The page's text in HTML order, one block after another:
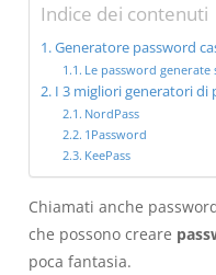
Indice dei contenuti
Generatore password
Le password
I 3 migliori generatori di
NordPass
1Password
KeePass
Chiamati anche
che possono creare
poca fantasia.